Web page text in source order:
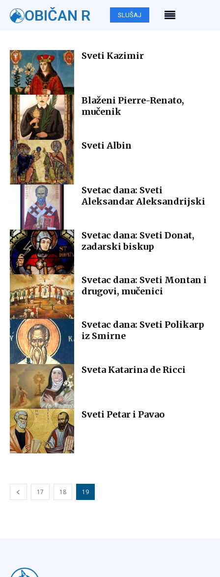
OBIČAN R SLUŠAJ
Sveti Kazimir
Blaženi Pierre-Renato,
mučenik
Sveti Albin
Svetac dana: Sveti
Aleksandar Aleksandrijski
Svetac dana: Sveti Donat,
zadarski biskup
Svetac dana: Sveti Montan i
drugovi, mučenici
Svetac dana: Sveti Polikarp
iz Smirne
Sveta Katarina de Ricci
Sveti Petar i Pavao
17 18 19